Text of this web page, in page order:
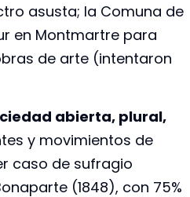
asusta; la Comuna de
en Montmartre para
de arte (intentaron
abierta, plural,
y movimientos de
caso de sufragio
(1848), con 75%